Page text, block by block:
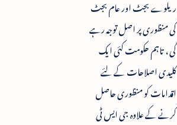
ریلوے بجٹ اور عام بجٹ
کی منظوری پر اصل توجہ رہے
گی ، تاہم حکومت کئی ایک
کلیدی اصلاحات کے لئے
اقدامات کو منظوری حاصل
کرنے کے علاوہ جی ایس ٹی